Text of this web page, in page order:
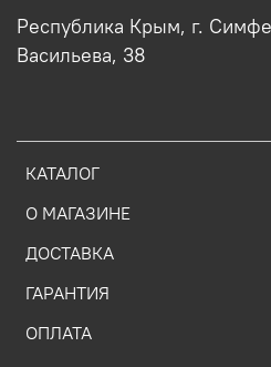
КАТАЛОГ
О МАГАЗИНЕ
ДОСТАВКА
ГАРАНТИЯ
ОПЛАТА
Республика Крым, г.
Васильева, 38